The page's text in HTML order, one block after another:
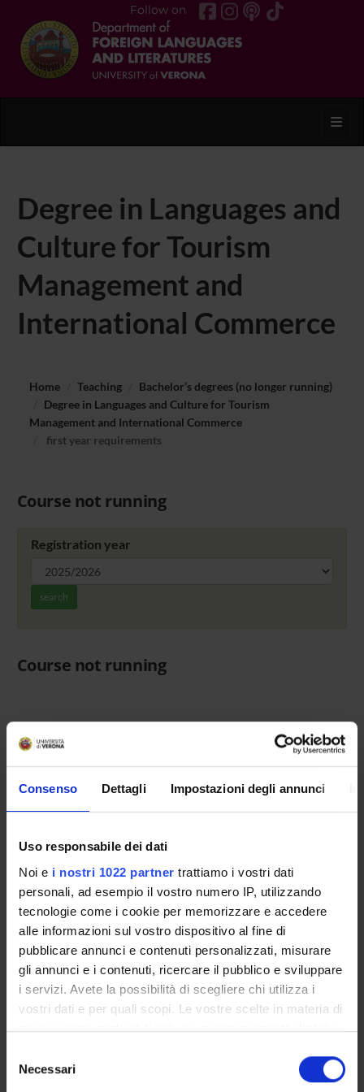
Consenso Dettagli Impostazioni degli annunci
Uso responsabile dei dati
Noi e i nostri 1022 partner trattiamo i vostri dati
personali, ad esempio il vostro numero IP, utilizzando
tecnologie come i cookie per memorizzare e accedere
alle informazioni sul vostro dispositivo al fine di
pubblicare annunci e contenuti personalizzati, misurare
gli annunci e i contenuti, ricercare il pubblico e sviluppare
i servizi. Avete la possibilità di scegliere chi utilizza i
vostri dati e per quali scopi. Le vostre scelte in materia di
privacy sono applicabili solo su questa proprietà digitale
modificare o revocare il proprio consenso in qualsiasi
momento dalla Dichiarazione sui cookie o facendo clic
delNecessari
Follow on
Degree in Languages and
Culture for Tourism
Management and
International Commerce
Home Teaching
Bachelor’s degrees (no longer running)
Degree in Languages and Culture for Tourism
Management and International Commerce
first year requirements
Course not running
Registration year
search
Course not running
Overview
Prepare for your admissions tests with Univr
ENTRY REQUIREMENTS (OFA)
Lesson timetable
Degree Programme
Exam calendar
Notices
Governing bodies
Faculty staff
Scholarships and Grants
Housing service